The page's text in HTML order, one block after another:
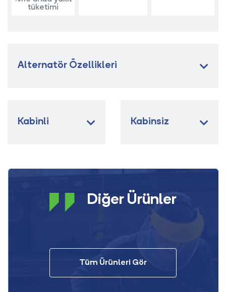
tüketimi
Alternatör Özellikleri
Kabinli Kabinsiz
Diğer Ürünler
Tüm Ürünleri Gör